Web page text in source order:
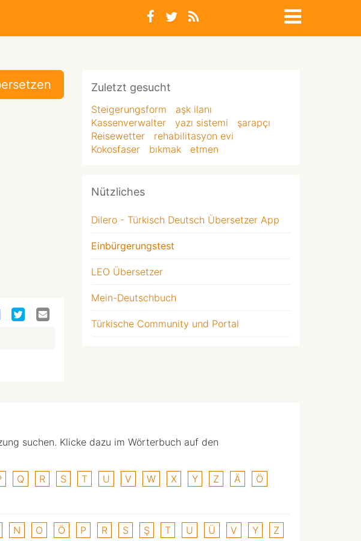
Zuletzt gesucht
Steigerungsform
aşk ilanı
Kassenverwalter
yazı sistemi
şarapçı
Reisewetter
rehabilitasyon evi
Kokosfaser
bıkmak etmen
Nützliches
Dilero - Türkisch Deutsch Übersetzer App
Einbürgerungstest
LEO Übersetzer
Mein-Deutschbuch
Türkische Community und Portal
suchen. Klicke dazu im Wörterbuch auf den
Q R S T U V W X Y Z Ä
Ö
N O Ö P R S Ş T U Ü V Y Z